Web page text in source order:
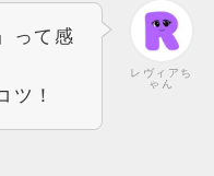
レヴィアち
ゃん
って感
ツ！